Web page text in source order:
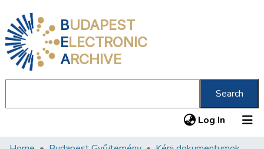
BUDAPEST
ELECTRONIC
ARCHIVE
Search
Log In (current)